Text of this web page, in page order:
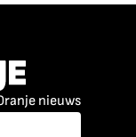
nieuws